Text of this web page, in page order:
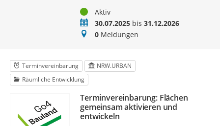
StatusAktiv
Zeitraum30.07.2025bis 31.12.2026
Meldungen
0Meldungen
Terminvereinbarung
NRW.URBAN
Räumliche Entwicklung
Terminvereinbarung: Flächen
gemeinsam aktivieren und
entwickeln